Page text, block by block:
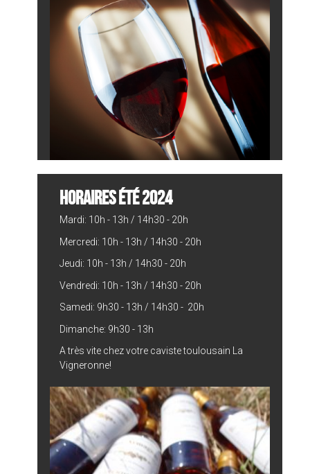
HORAIRES ÉTÉ 2024
Mardi: 10h - 13h / 14h30 - 20h
Mercredi: 10h - 13h / 14h30 - 20h
Jeudi: 10h - 13h / 14h30 - 20h
Vendredi: 10h - 13h / 14h30 - 20h
Samedi: 9h30 - 13h / 14h30 - 20h
Dimanche: 9h30 - 13h
A très vite chez votre caviste toulousain La
Vigneronne!